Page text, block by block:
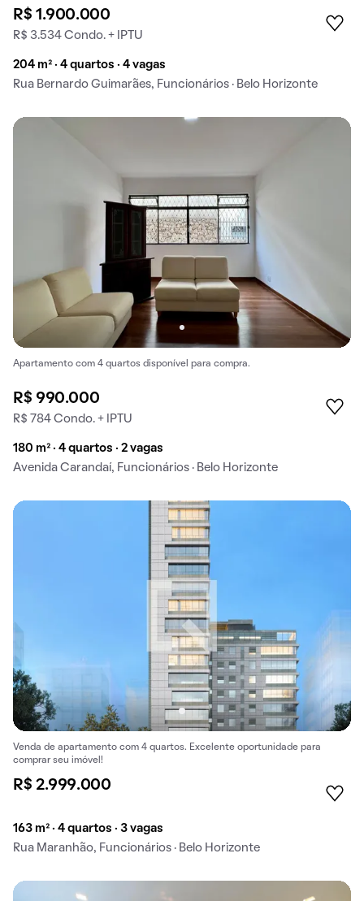
R$ 1.900.000
R$ 3.534 Condo. + IPTU
204 m² · 4 quartos · 4 vagas
Rua Bernardo Guimarães, Funcionários · Belo Horizonte
Apartamento com 4 quartos disponível para compra.
R$ 990.000
R$ 784 Condo. + IPTU
180 m² · 4 quartos · 2 vagas
Avenida Carandaí, Funcionários · Belo Horizonte
Venda de apartamento com 4 quartos. Excelente oportunidade para
comprar seu imóvel!
R$ 2.999.000
163 m² · 4 quartos · 3 vagas
Rua Maranhão, Funcionários · Belo Horizonte